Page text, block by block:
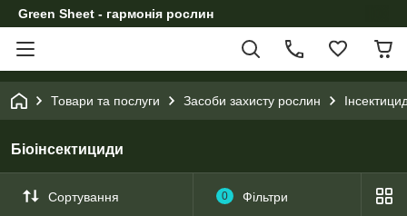
Green Sheet - гармонія рослин
Товари та послуги Засоби захисту рослин
Біоінсектициди
Сортування 0 Фільтри